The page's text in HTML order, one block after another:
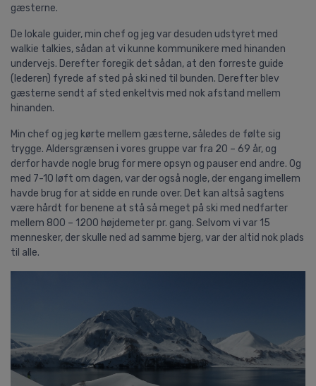
gæsterne.
De lokale guider, min chef og jeg var desuden udstyret med
walkie talkies, sådan at vi kunne kommunikere med hinanden
undervejs. Derefter foregik det sådan, at den forreste guide
(lederen) fyrede af sted på ski ned til bunden. Derefter blev
gæsterne sendt af sted enkeltvis med nok afstand mellem
hinanden.
Min chef og jeg kørte mellem gæsterne, således de følte sig
trygge. Aldersgrænsen i vores gruppe var fra 20 – 69 år, og
derfor havde nogle brug for mere opsyn og pauser end andre. Og
med 7-10 løft om dagen, var der også nogle, der engang imellem
havde brug for at sidde en runde over. Det kan altså sagtens
være hårdt for benene at stå så meget på ski med nedfarter
mellem 800 – 1200 højdemeter pr. gang. Selvom vi var 15
mennesker, der skulle ned ad samme bjerg, var der altid nok plads
til alle.